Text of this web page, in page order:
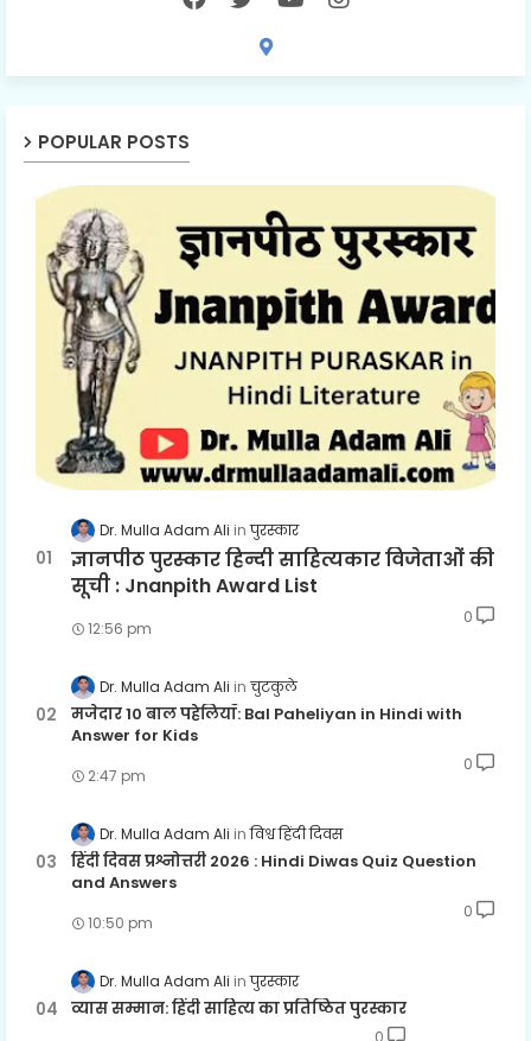
POPULAR POSTS
Dr. Mulla Adam Ali पुरस्कार
ज्ञानपीठ पुरस्कार हिन्दी साहित्यकार विजेताओं की
सूची : Jnanpith Award List
12:56 pm
0
Dr. Mulla Adam Ali चुटकुले
मजेदार 10 बाल पहेलियाँ: Bal Paheliyan in Hindi with
Answer for Kids
2:47 pm
0
Dr. Mulla Adam Ali विश्व हिंदी दिवस
हिंदी दिवस प्रश्नोत्तरी 2026 : Hindi Diwas Quiz Question
and Answers
10:50 pm
0
Dr. Mulla Adam Ali पुरस्कार
व्यास सम्मान: हिंदी साहित्य का प्रतिष्ठित पुरस्कार